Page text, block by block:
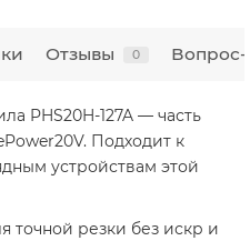
Отзывы 0 Вопрос-
PHS20H-127A — часть
Подходит к
устройствам этой
точной резки без искр и